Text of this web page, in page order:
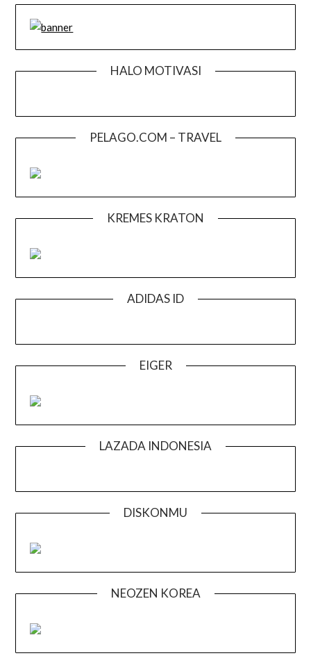
HALO MOTIVASI
PELAGO.COM – TRAVEL
KREMES KRATON
ADIDAS ID
EIGER
LAZADA INDONESIA
DISKONMU
NEOZEN KOREA